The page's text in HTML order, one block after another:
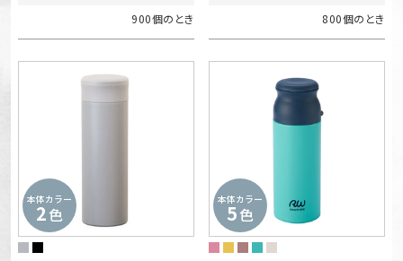
900個のとき 800個のとき
本体カラー
2色
本体カラー
5色